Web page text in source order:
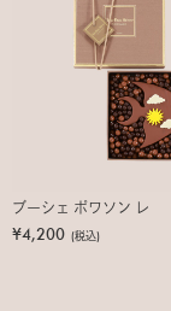
ブーシェ ポワソン レ
¥4,200 (税込)